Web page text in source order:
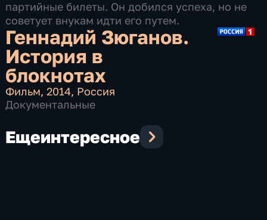
партийные билеты. Он добился успеха, но не
советует внукам идти его путем.
Геннадий Зюганов.
История в
блокнотах
Фильм,2014, Россия
Документальные
Ещеинтересное